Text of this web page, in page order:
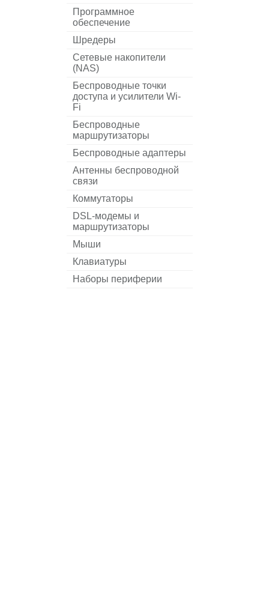
Программное
обеспечение
Шредеры
Сетевые накопители
(NAS)
Беспроводные точки
доступа и усилители Wi-
Fi
Беспроводные
маршрутизаторы
Беспроводные адаптеры
Антенны беспроводной
связи
Коммутаторы
DSL-модемы и
маршрутизаторы
Мыши
Клавиатуры
Наборы периферии